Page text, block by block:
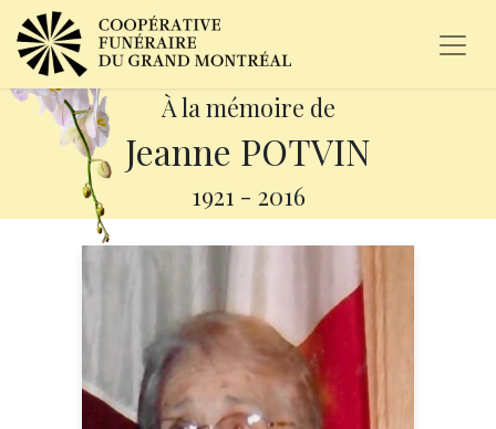
À la mémoire de
Jeanne POTVIN
1921 - 2016